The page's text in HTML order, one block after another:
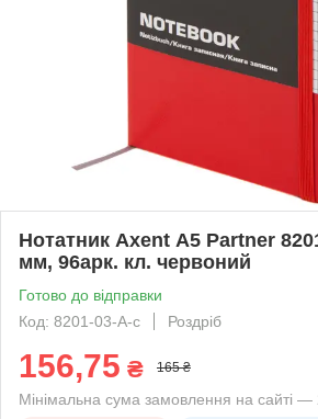
Нотатник Axent А5 Partner
мм, 96арк. кл. червоний
Готово до відправки
Код: 8201-03-A-с
Роздріб
156,75 ₴ 165 ₴
Мінімальна сума замовлення на сайті —